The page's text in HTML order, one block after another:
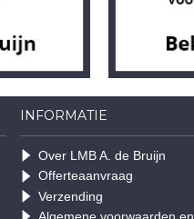
INFORMATIE
Over LMB A. de Bruijn
Offerteaanvraag
Verzending